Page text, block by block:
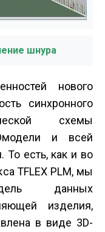
шнура
нового
синхронного
схемы
и всей
То есть, как и во
T­FLEX PLM, мы
данных
изделия,
в виде 3D­